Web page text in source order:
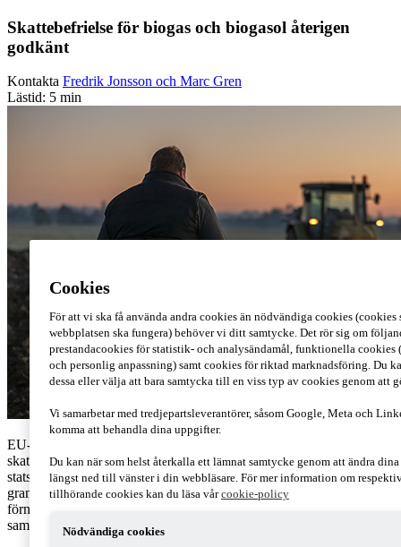
Skattebefrielse för biogas och biogasol återigen
godkänt
Kontakta Fredrik Jonsson och Marc Gren
Lästid: 5 min
EU-kommissionen har i ett pressmeddelande meddelat att Sveriges
skattebefrielse för biogas och biogasol återigen är ett godkänt
statsstöd. Detta efter att kommissionen genomfört en fördjupad
granskning och funnit att skattebefrielsen bidrar till utvecklingen av
förnybar energi i linje med både nationella mål och EU:s klimatmål
samt inte leder till överkompensation för biogasprodukter.
Cookies
För att vi ska få använda andra cookies än nödvändiga cookies (cookies
webbplatsen ska fungera) behöver vi ditt samtycke. Det rör sig om
prestandacookies för statistik- och analysändamål, funktionella
och personlig anpassning) samt cookies för riktad marknadsföring. Du
dessa eller välja att bara samtycka till en viss typ av cookies genom att
Vi samarbetar med tredjepartsleverantörer, såsom Google, Meta och
komma att behandla dina uppgifter.
Du kan när som helst återkalla ett lämnat samtycke genom att ändra
längst ned till vänster i din webbläsare. För mer information om
tillhörande cookies kan du läsa vårcookie-policy
Nödvändiga cookies